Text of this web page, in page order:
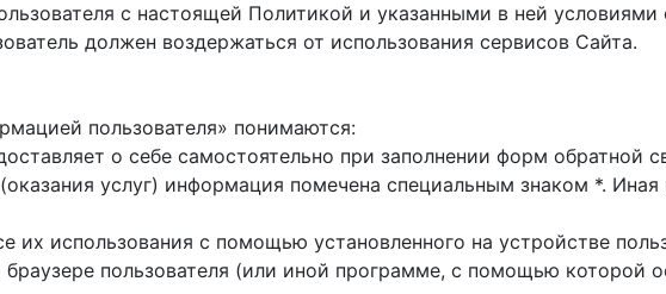
с настоящей Политикой и указанными в ней условиями
должен воздержаться от использования сервисов Сайта.
пользователя» понимаются:
о себе самостоятельно при заполнении форм обратной
услуг) информация помечена специальным знаком *.
их использования с помощью установленного на устройстве
пользователя (или иной программе, с помощью которой